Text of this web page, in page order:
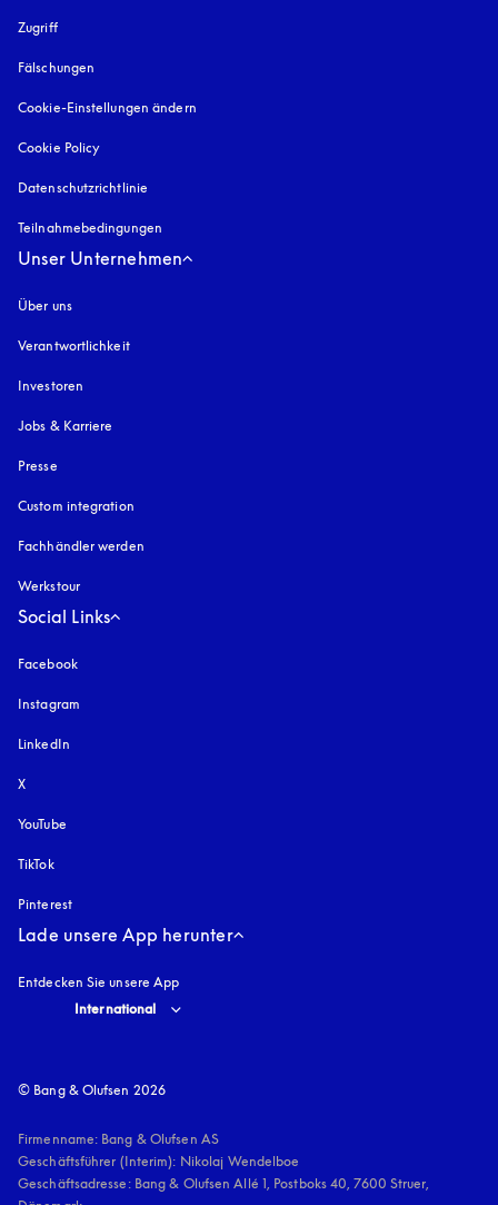
Zugrifföffnet sich in einem neuen Tab
Fälschungen
Cookie-Einstellungen ändern
Cookie Policy
Datenschutzrichtlinie
Teilnahmebedingungen
Unser Unternehmen
Über uns
Verantwortlichkeit
Investoren
Jobs & Karriere
Presse
Custom integration
Fachhändler werden
Werkstour
Social Links
Facebook
Instagram
LinkedIn
X
YouTube
TikTok
Pinterest
Lade unsere App herunter
Entdecken Sie unsere App
Select country and language
International
© Bang & Olufsen 2026
Firmenname: Bang & Olufsen AS
Geschäftsführer (Interim): Nikolaj Wendelboe
Geschäftsadresse: Bang & Olufsen Allé 1, Postboks 40, 7600 Struer,